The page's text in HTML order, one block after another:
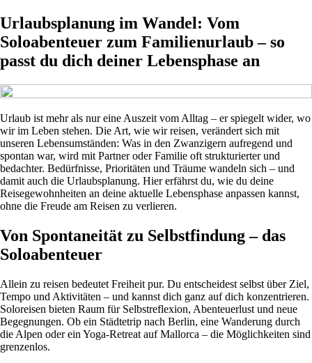
Urlaubsplanung im Wandel: Vom
Soloabenteuer zum Familienurlaub – so
passt du dich deiner Lebensphase an
Urlaub ist mehr als nur eine Auszeit vom Alltag – er spiegelt wider, wo
wir im Leben stehen. Die Art, wie wir reisen, verändert sich mit
unseren Lebensumständen: Was in den Zwanzigern aufregend und
spontan war, wird mit Partner oder Familie oft strukturierter und
bedachter. Bedürfnisse, Prioritäten und Träume wandeln sich – und
damit auch die Urlaubsplanung. Hier erfährst du, wie du deine
Reisegewohnheiten an deine aktuelle Lebensphase anpassen kannst,
ohne die Freude am Reisen zu verlieren.
Von Spontaneität zu Selbstfindung – das
Soloabenteuer
Allein zu reisen bedeutet Freiheit pur. Du entscheidest selbst über Ziel,
Tempo und Aktivitäten – und kannst dich ganz auf dich konzentrieren.
Soloreisen bieten Raum für Selbstreflexion, Abenteuerlust und neue
Begegnungen. Ob ein Städtetrip nach Berlin, eine Wanderung durch
die Alpen oder ein Yoga-Retreat auf Mallorca – die Möglichkeiten sind
grenzenlos.